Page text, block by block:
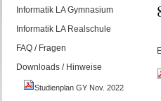
Informatik LA Gymnasium
Informatik LA Realschule
FAQ / Fragen
Downloads / Hinweise
Studienplan GY Nov. 2022